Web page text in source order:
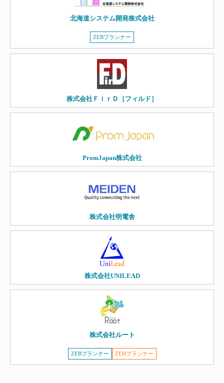
北海道システム開発株式会社
ZEBプランナー
株式会社ＦｉｒＤ［フィルド］
PromJapan株式会社
株式会社明電舎
株式会社UNILEAD
株式会社ルート
ZEBプランナー ZEHプランナー